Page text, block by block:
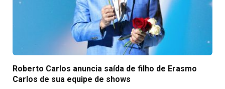
Roberto Carlos anuncia saída de filho de Erasmo
Carlos de sua equipe de shows